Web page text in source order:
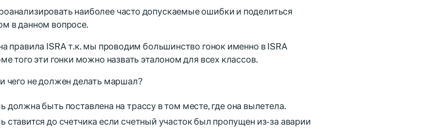
наиболее часто допускаемые ошибки и поделиться
в данном вопросе.
правила ISRA т.к. мы проводим большинство гонок именно в ISRA
того эти гонки можно назвать эталоном для всех классов.
чего не должен делать маршал?
должна быть поставлена на трассу в том месте, где она вылетела.
ставится до счетчика если счетный участок был пропущен из-за аварии